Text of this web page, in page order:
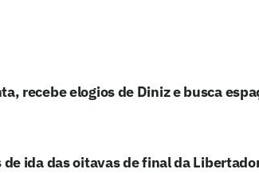
recebe elogios de Diniz e busca
ida das oitavas de final da